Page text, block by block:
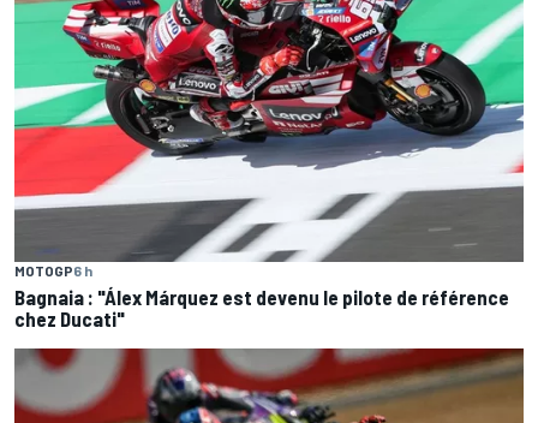
MOTOGP6 h
Bagnaia : "Álex Márquez est devenu le pilote de référence
chez Ducati"